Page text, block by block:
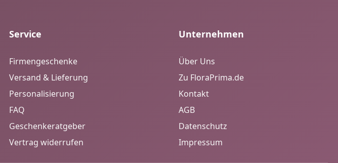
Service
Firmengeschenke
Versand & Lieferung
Personalisierung
FAQ
Geschenkeratgeber
Vertrag widerrufen
Unternehmen
Über Uns
Zu FloraPrima.de
Kontakt
AGB
Datenschutz
Impressum